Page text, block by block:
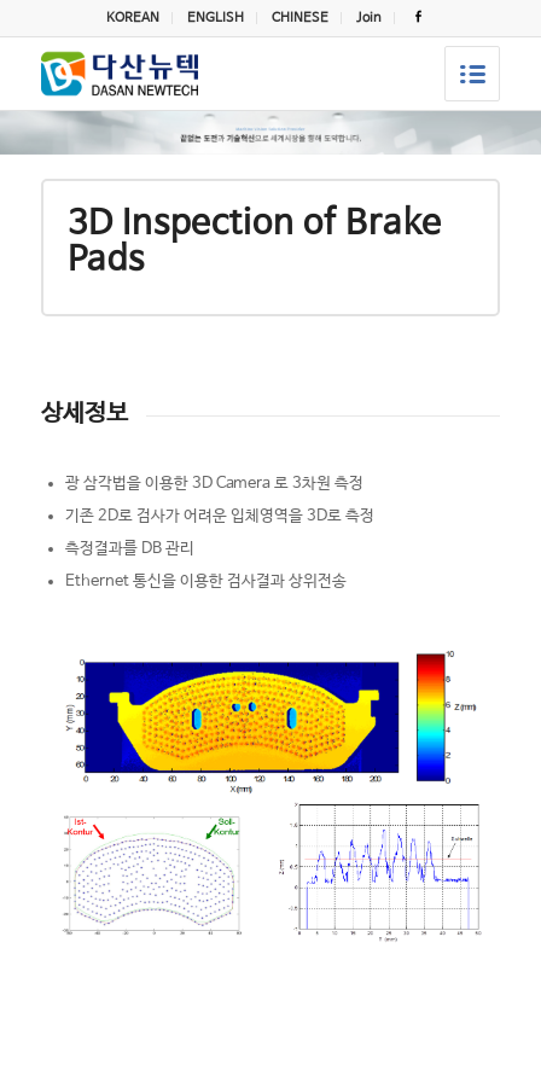
KOREAN ENGLISH CHINESE Join
3D Inspection of Brake
Pads
상세정보
광 삼각법을 이용한 3D Camera 로 3차원 측정
기존 2D로 검사가 어려운 입체영역을 3D로 측정
측정결과를 DB 관리
Ethernet 통신을 이용한 검사결과 상위전송